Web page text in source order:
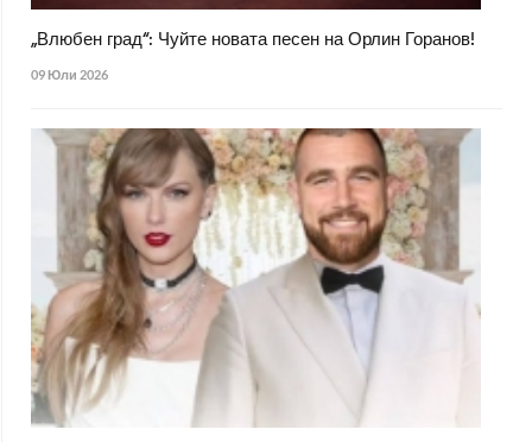
„Влюбен град“: Чуйте новата песен на Орлин Горанов!
09 Юли 2026